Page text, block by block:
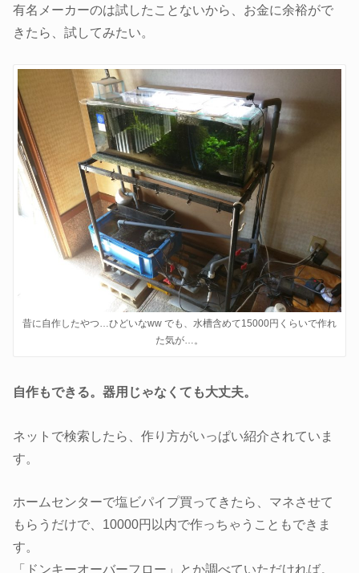
有名メーカーのは試したことないから、お金に余裕がで
きたら、試してみたい。
昔に自作したやつ…ひどいなww でも、水槽含めて15000円くらいで作れ
た気が…。
自作もできる。器用じゃなくても大丈夫。
ネットで検索したら、作り方がいっぱい紹介されていま
す。
ホームセンターで塩ビパイプ買ってきたら、マネさせて
もらうだけで、10000円以内で作っちゃうこともできま
す。
「ドンキーオーバーフロー」とか調べていただければ。